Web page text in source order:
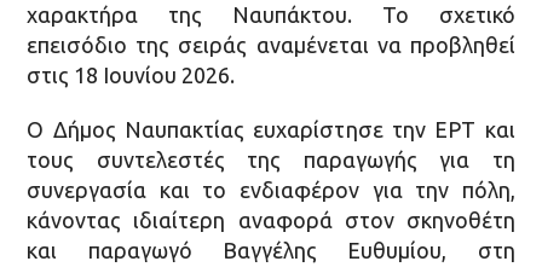
χαρακτήρα της Ναυπάκτου. Το σχετικό
επεισόδιο της σειράς αναμένεται να προβληθεί
στις 18 Ιουνίου 2026.
Ο Δήμος Ναυπακτίας ευχαρίστησε την ΕΡΤ και
τους συντελεστές της παραγωγής για τη
συνεργασία και το ενδιαφέρον για την πόλη,
κάνοντας ιδιαίτερη αναφορά στον σκηνοθέτη
και παραγωγό Βαγγέλης Ευθυμίου, στη